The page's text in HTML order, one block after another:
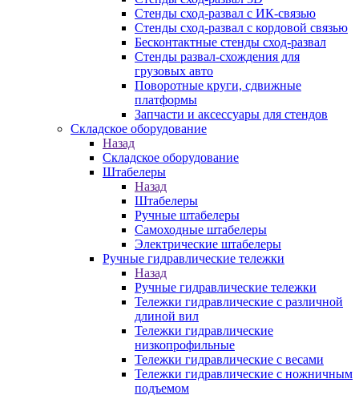
Стенды сход-развал с ИК-связью
Стенды сход-развал с кордовой связью
Бесконтактные стенды сход-развал
Стенды развал-схождения для
грузовых авто
Поворотные круги, сдвижные
платформы
Запчасти и аксессуары для стендов
Складское оборудование
Назад
Складское оборудование
Штабелеры
Назад
Штабелеры
Ручные штабелеры
Самоходные штабелеры
Электрические штабелеры
Ручные гидравлические тележки
Назад
Ручные гидравлические тележки
Тележки гидравлические с различной
длиной вил
Тележки гидравлические
низкопрофильные
Тележки гидравлические с весами
Тележки гидравлические с ножничным
подъемом